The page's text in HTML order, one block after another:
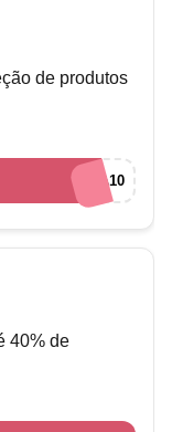
de produtos
TRAMONTINA10
40% de